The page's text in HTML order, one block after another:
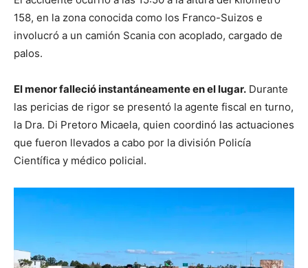
158, en la zona conocida como los Franco-Suizos e
involucró a un camión Scania con acoplado, cargado de
palos.
El menor falleció instantáneamente en el lugar. Durante
las pericias de rigor se presentó la agente fiscal en turno,
la Dra. Di Pretoro Micaela, quien coordinó las actuaciones
que fueron llevados a cabo por la división Policía
Científica y médico policial.